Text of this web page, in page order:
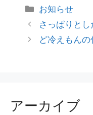
お知らせ
さっぱりとし
ど冷えもんの
アーカイブ